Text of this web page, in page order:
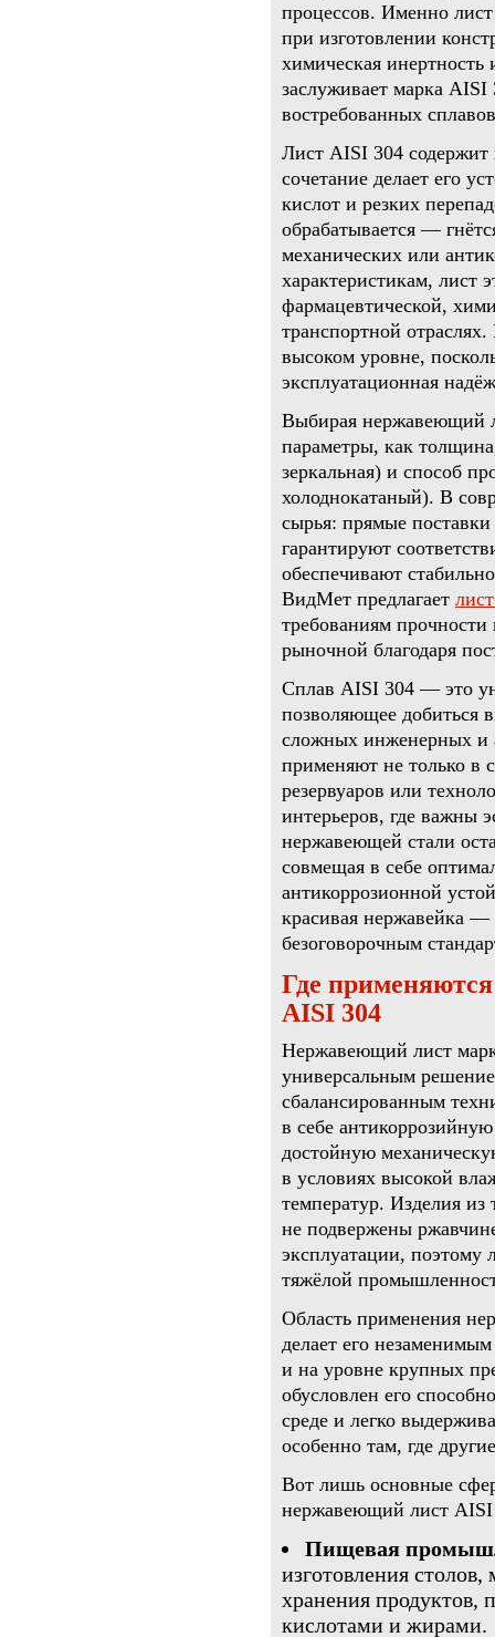
процессов. Именно лист
при изготовлении
химическая
заслуживает марка
востребованных
Лист AISI 304
сочетание делает его
кислот и резких
обрабатывается —
механических или
характеристикам, лист
фармацевтической,
транспортной
высоком уровне,
эксплуатационная
Выбирая нержавеющий
параметры, как
зеркальная) и способ
холоднокатаный). В
сырья: прямые
гарантируют
обеспечивают
ВидМет предлагает
требованиям
рыночной благодаря
Сплав AISI 304 — это
позволяющее добиться
сложных инженерных и
применяют не только в
резервуаров или
интерьеров, где важны
нержавеющей стали
совмещая в себе
антикоррозионной
красивая нержавейка —
безоговорочным
Где
AISI 304
Нержавеющий лист
универсальным
сбалансированным
в себе
достойную
в условиях высокой
температур. Изделия
не подвержены
эксплуатации, поэтому
тяжёлой
Область применения
делает его
и на уровне крупных
обусловлен его
среде и легко
особенно там, где
Вот лишь основные
нержавеющий лист AISI
Пищевая
изготовления
хранения продуктов,
кислотами и жирами.